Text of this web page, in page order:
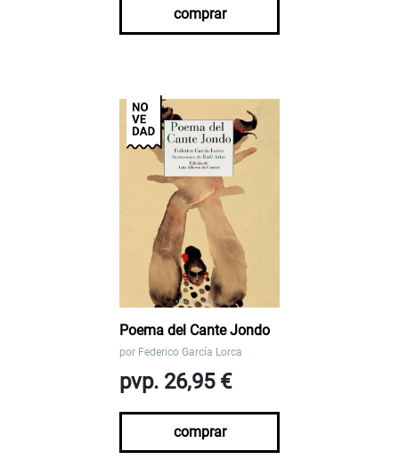
comprar
Poema del Cante Jondo
por Federico García Lorca
pvp. 26,95 €
comprar